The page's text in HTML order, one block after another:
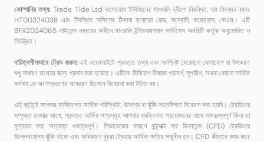
কোম্পানির তথ্য: Trade Tide Ltd কমোরোস ইউনিয়নের মাওয়ালি দ্বীপে নিবন্ধিত, যার নিবন্ধন নম্বর
HT00324038 এবং নিবন্ধিত অফিসের ঠিকানা বনোভো রোড, ফম্বোনি, কমোরোস, কেএম। এটি
BFX2024065 লাইসেন্স নম্বরের অধীনে মাওয়ালি ইন্টারন্যাশনাল সার্ভিসেস অথরিটি কর্তৃক অনুমোদিত ও
নিয়ন্ত্রিত।
দায়িত্বশীলভাবে ট্রেড করুন:এই ওয়েবসাইটে প্রদত্ত তথ্য এবং সংশ্লিষ্ট যেকোনো যোগাযোগ বা উপকরণ
শুধু সাধারণ তথ্যের জন্য প্রদান করা হয়েছে। এটিকে বিনিয়োগ বিষয়ক পরামর্শ, সুপারিশ, অথবা কোনো আর্থিক
কর্মকাণ্ডে অংশগ্রহণের আমন্ত্রণ হিসেবে বিবেচনা করা উচিত নয়।
এই কন্টেন্টে আপনার ব্যক্তিগত আর্থিক পরিস্থিতি, উদ্দেশ্য বা ঝুঁকি সহনশীলতা বিবেচনা করা হয়নি। ট্রেডিংয়ে
সম্পৃক্ত হওয়ার আগে, প্রদত্ত আর্থিক পণ্যসমূহ আপনার ব্যক্তিগত প্রয়োজনের সাথে সামঞ্জস্যপূর্ণ কিনা তা
মূল্যায়ন করা অত্যন্ত গুরুত্বপূর্ণ। লিভারেজের কারণে কন্ট্র্যাক্ট ফর ডিফারেন্স (CFD) ট্রেডিংয়ে
উল্লেখযোগ্য ঝুঁকি থাকে এবং অধিকাংশ খুচরা ট্রেডার আর্থিক ক্ষতির সম্মুখীন হন। CFD কীভাবে কাজ করে